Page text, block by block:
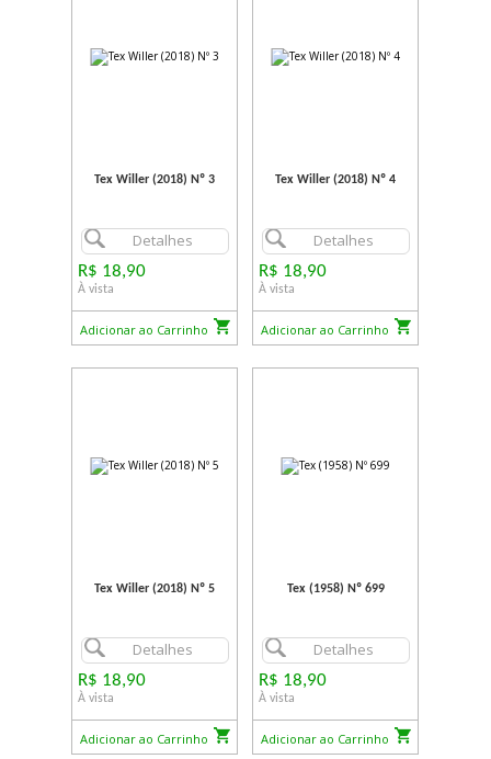
Tex Willer (2018) Nº 3
Detalhes
R$ 18,90
À vista
Adicionar ao Carrinho
Tex Willer (2018) Nº 4
Detalhes
R$ 18,90
À vista
Adicionar ao Carrinho
Tex Willer (2018) Nº 5
Detalhes
R$ 18,90
À vista
Adicionar ao Carrinho
Tex (1958) Nº 699
Detalhes
R$ 18,90
À vista
Adicionar ao Carrinho